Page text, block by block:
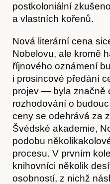
postkoloniální
a vlastních kořenů.
Nová literární cena
Nobelovu, ale kromě
říjnového oznámení
i prosincové předání
projev — byla značně
rozhodování o
ceny se odehrává za
Švédské akademie,
podobu
procesu. V prvním
knihovníci několik
osobností, z nichž